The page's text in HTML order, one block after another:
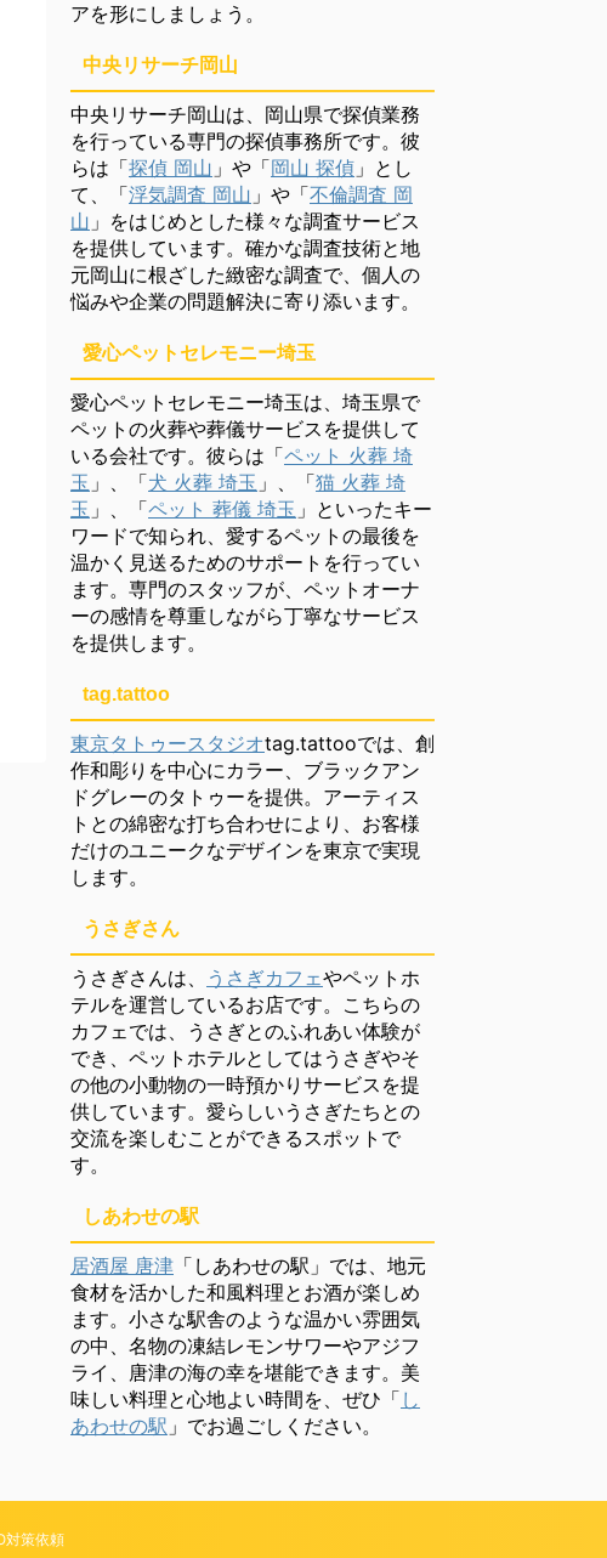
アを形にしましょう。
中央リサーチ岡山
中央リサーチ岡山は、岡山県で探偵業務
を行っている専門の探偵事務所です。彼
らは「探偵 岡山 」や「岡山 探偵 」とし
て、「浮気調査 岡山 」や「不倫調査 岡
山 」をはじめとした様々な調査サービス
を提供しています。確かな調査技術と地
元岡山に根ざした緻密な調査で、個人の
悩みや企業の問題解決に寄り添います。
愛心ペットセレモニー埼玉
愛心ペットセレモニー埼玉は、埼玉県で
ペットの火葬や葬儀サービスを提供して
いる会社です。彼らは「ペット 火葬 埼
玉 」、「犬 火葬 埼玉 」、「猫 火葬 埼
玉 」、「ペット 葬儀 埼玉 」といったキー
ワードで知られ、愛するペットの最後を
温かく見送るためのサポートを行ってい
ます。専門のスタッフが、ペットオーナ
ーの感情を尊重しながら丁寧なサービス
を提供します。
tag.tattoo
東京タトゥースタジオtag.tattooでは、創
作和彫りを中心にカラー、ブラックアン
ドグレーのタトゥーを提供。アーティス
トとの綿密な打ち合わせにより、お客様
だけのユニークなデザインを東京で実現
します。
うさぎさん
うさぎさんは、 うさぎカフェやペットホ
テルを運営しているお店です。こちらの
カフェでは、うさぎとのふれあい体験が
でき、ペットホテルとしてはうさぎやそ
の他の小動物の一時預かりサービスを提
供しています。愛らしいうさぎたちとの
交流を楽しむことができるスポットで
す。
しあわせの駅
居酒屋 唐津 「しあわせの駅」では、地元
食材を活かした和風料理とお酒が楽しめ
ます。小さな駅舎のような温かい雰囲気
の中、名物の凍結レモンサワーやアジフ
ライ、唐津の海の幸を堪能できます。美
味しい料理と心地よい時間を、ぜひ「 し
あわせの駅 」でお過ごしください。
対策依頼